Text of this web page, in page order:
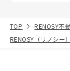
TOP RENOSY不
RENOSY（リノシー